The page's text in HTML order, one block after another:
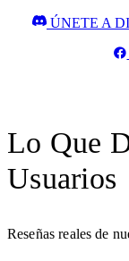
ÚNETE A
Lo Que
Usuarios
Reseñas reales de